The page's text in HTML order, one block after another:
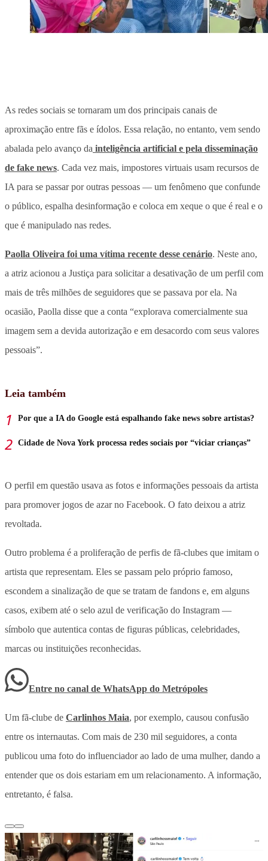
As redes sociais se tornaram um dos principais canais de
aproximação entre fãs e ídolos. Essa relação, no entanto, vem sendo
abalada pelo avanço da inteligência artificial e pela disseminação
de fake news. Cada vez mais, impostores virtuais usam recursos de
IA para se passar por outras pessoas — um fenômeno que confunde
o público, espalha desinformação e coloca em xeque o que é real e o
que é manipulado nas redes.
Paolla Oliveira foi uma vítima recente desse cenário. Neste ano,
a atriz acionou a Justiça para solicitar a desativação de um perfil com
mais de três milhões de seguidores que se passava por ela. Na
ocasião, Paolla disse que a conta “explorava comercialmente sua
imagem sem a devida autorização e em desacordo com seus valores
pessoais”.
Leia também
Por que a IA do Google está espalhando fake news sobre artistas?
Cidade de Nova York processa redes sociais por “viciar crianças”
O perfil em questão usava as fotos e informações pessoais da artista
para promover jogos de azar no Facebook. O fato deixou a atriz
revoltada.
Outro problema é a proliferação de perfis de fã-clubes que imitam o
artista que representam. Eles se passam pelo próprio famoso,
escondem a sinalização de que se tratam de fandons e, em alguns
casos, exibem até o selo azul de verificação do Instagram —
símbolo que autentica contas de figuras públicas, celebridades,
marcas ou instituições reconhecidas.
Entre no canal de WhatsApp do Metrópoles
Um fã-clube de Carlinhos Maia, por exemplo, causou confusão
entre os internautas. Com mais de 230 mil seguidores, a conta
publicou uma foto do influenciador ao lado de uma mulher, dando a
entender que os dois estariam em um relacionamento. A informação,
entretanto, é falsa.